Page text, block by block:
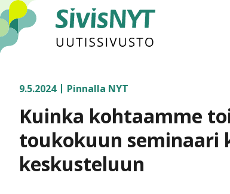
SivisNYT
9.5.2024 Pinnalla NYT
Kuinka kohtaamme
toukokuun seminaari
keskusteluun